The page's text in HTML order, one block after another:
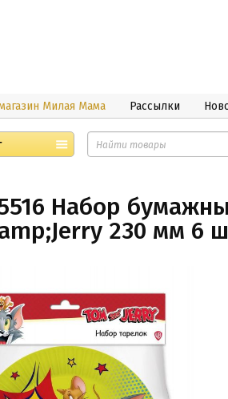
Милая Мама Рассылки
Набор
230 мм 6